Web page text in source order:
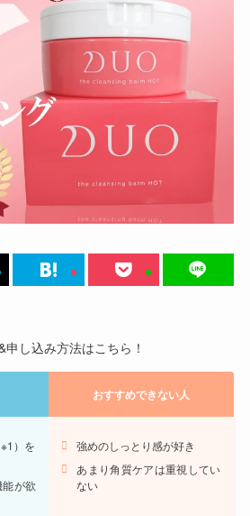
し込み方法はこちら！
おすすめできない人
）を
が欲
強めのしっとり感が好き
あまり角質ケアは重視してい
ない